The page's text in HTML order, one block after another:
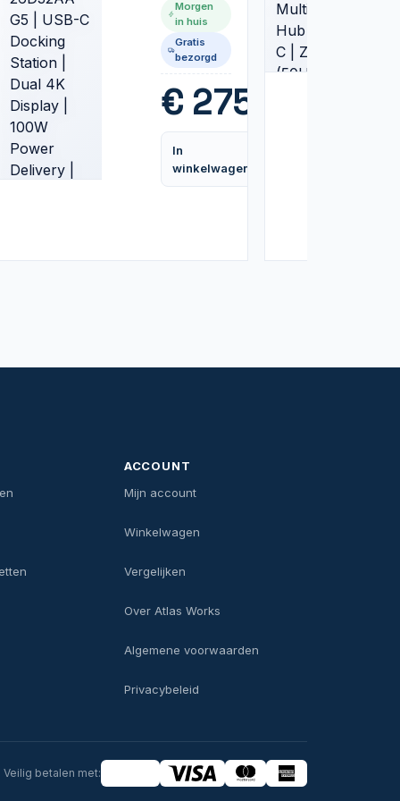
Vergelijk
C Docking
Dual 4K
Display |
100W
Power
Delivery |
Zwart
Morgen
in huis
Gratis
bezorgd
€ 275,99
In
winkelwagen
ACCOUNT
Mijn account
Winkelwagen
Vergelijken
Over Atlas Works
Algemene voorwaarden
Privacybeleid
Veilig betalen met: